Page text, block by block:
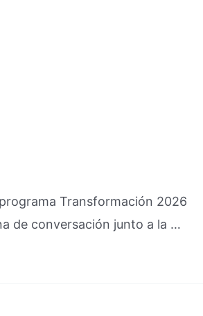
Transformación 2026
de conversación junto a la …